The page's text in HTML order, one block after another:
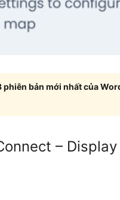
bản mới nhất của
–